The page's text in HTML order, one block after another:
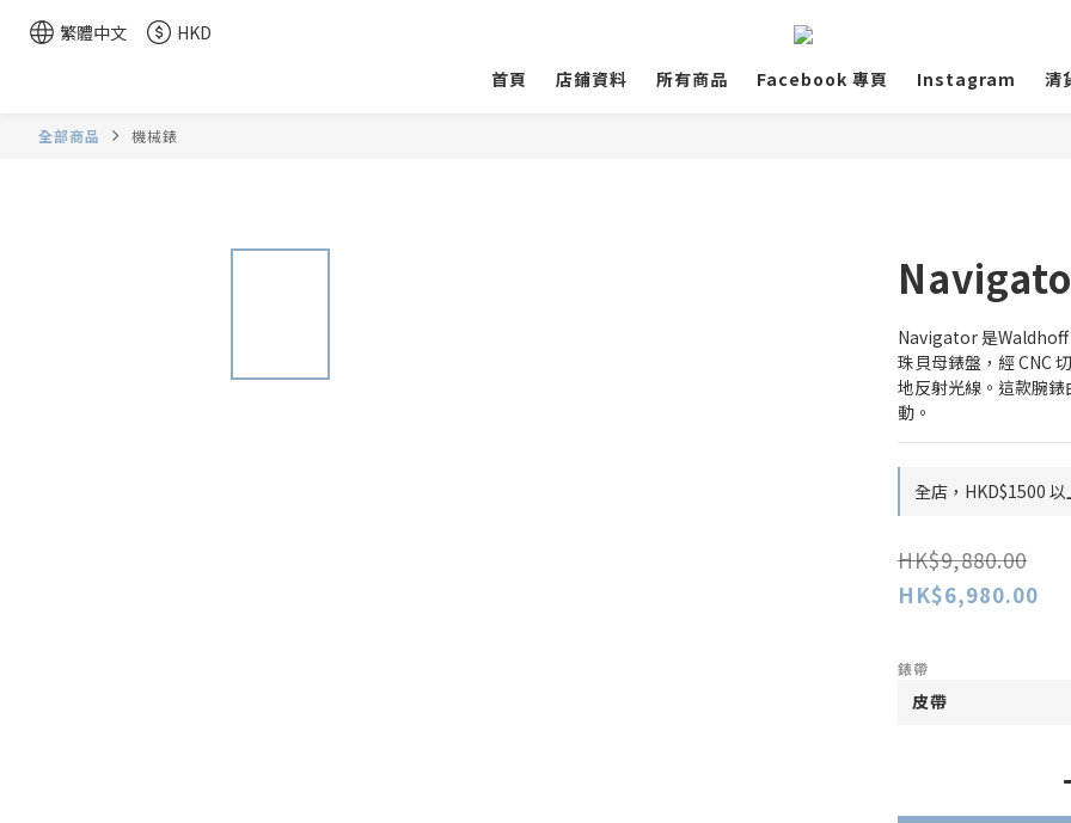
繁體中文
HKD
首頁
店鋪資料 所有商品 Facebook 專頁 Instagram 清
全部商品 機械錶
Navigator 是Waldhoff
珠貝母錶盤，經 CNC
地反射光線。這款腕
動。
全店，HKD$1500
HK$9,880.00
HK$6,980.00
錶帶